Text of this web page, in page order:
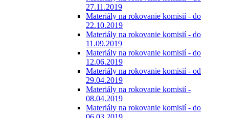
27.11.2019
Materiály na rokovanie komisií - do
22.10.2019
Materiály na rokovanie komisií - do
11.09.2019
Materiály na rokovanie komisií - do
12.06.2019
Materiály na rokovanie komisií - od
29.04.2019
Materiály na rokovanie komisií -
08.04.2019
Materiály na rokovanie komisií - do